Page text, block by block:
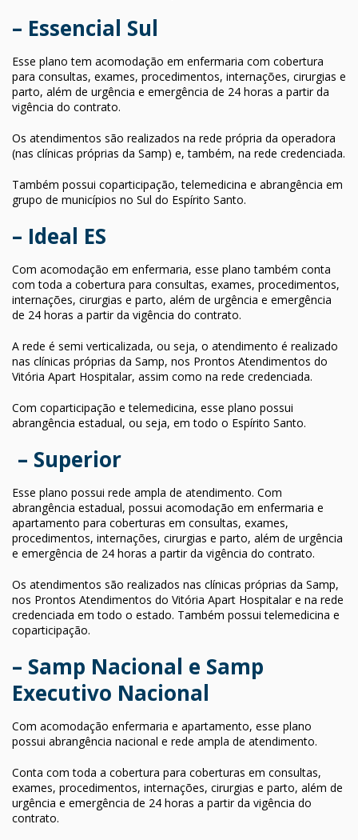
– Essencial Sul
Esse plano tem acomodação em enfermaria com cobertura
para consultas, exames, procedimentos, internações, cirurgias e
parto, além de urgência e emergência de 24 horas a partir da
vigência do contrato.
Os atendimentos são realizados na rede própria da operadora
(nas clínicas próprias da Samp) e, também, na rede credenciada.
Também possui coparticipação, telemedicina e abrangência em
grupo de municípios no Sul do Espírito Santo.
– Ideal ES
Com acomodação em enfermaria, esse plano também conta
com toda a cobertura para consultas, exames, procedimentos,
internações, cirurgias e parto, além de urgência e emergência
de 24 horas a partir da vigência do contrato.
A rede é semi verticalizada, ou seja, o atendimento é realizado
nas clínicas próprias da Samp, nos Prontos Atendimentos do
Vitória Apart Hospitalar, assim como na rede credenciada.
Com coparticipação e telemedicina, esse plano possui
abrangência estadual, ou seja, em todo o Espírito Santo.
– Superior
Esse plano possui rede ampla de atendimento. Com
abrangência estadual, possui acomodação em enfermaria e
apartamento para coberturas em consultas, exames,
procedimentos, internações, cirurgias e parto, além de urgência
e emergência de 24 horas a partir da vigência do contrato.
Os atendimentos são realizados nas clínicas próprias da Samp,
nos Prontos Atendimentos do Vitória Apart Hospitalar e na rede
credenciada em todo o estado. Também possui telemedicina e
coparticipação.
– Samp Nacional e Samp
Executivo Nacional
Com acomodação enfermaria e apartamento, esse plano
possui abrangência nacional e rede ampla de atendimento.
Conta com toda a cobertura para coberturas em consultas,
exames, procedimentos, internações, cirurgias e parto, além de
urgência e emergência de 24 horas a partir da vigência do
contrato.